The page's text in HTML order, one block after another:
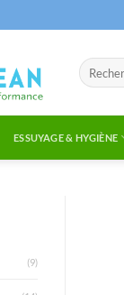
Recherche
pour :
ESSUYAGE & HYGIÈNE
(9)